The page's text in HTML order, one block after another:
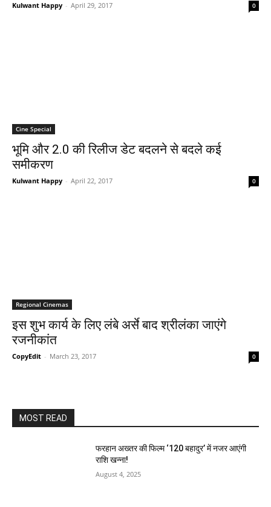
Kulwant Happy - April 29, 2017 0
Cine Special
भूमि और 2.0 की रिलीज डेट बदलने से बदले कई
समीकरण
Kulwant Happy - April 22, 2017 0
Regional Cinemas
इस शुभ कार्य के लिए लंबे अर्से बाद श्रीलंका जाएंगे
रजनीकांत
CopyEdit - March 23, 2017 0
MOST READ
फरहान अख्तर की फिल्म ‘120 बहादुर’ में नजर आएंगी
राशि खन्ना!
August 4, 2025